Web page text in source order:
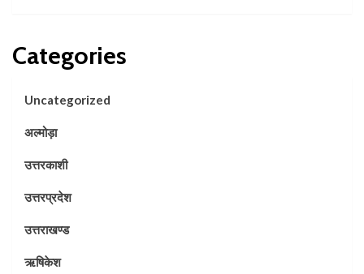
Categories
Uncategorized
अल्मोड़ा
उत्तरकाशी
उत्तरप्रदेश
उत्तराखण्ड
ऋषिकेश